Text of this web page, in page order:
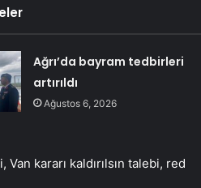
Ağrı’da bayram tedbirleri
artırıldı
Ağustos 6, 2026
Van kararı kaldırılsın talebi, red